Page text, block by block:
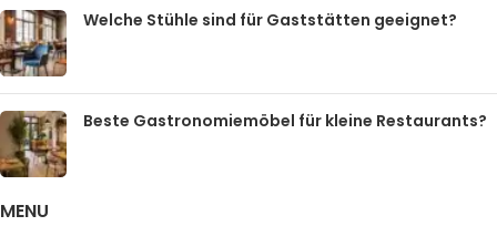
Welche Stühle sind für Gaststätten geeignet?
Beste Gastronomiemöbel für kleine Restaurants?
MENU